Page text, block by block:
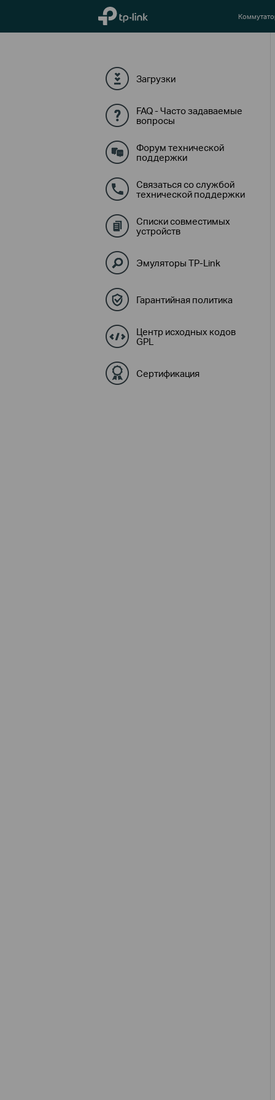
TP-Link, Reliably Smart
Загрузки
FAQ - Часто задаваемые
вопросы
Форум технической
поддержки
Связаться со службой
технической поддержки
Списки совместимых
устройств
Эмуляторы TP-Link
Гарантийная политика
Центр исходных кодов
GPL
Сертификация